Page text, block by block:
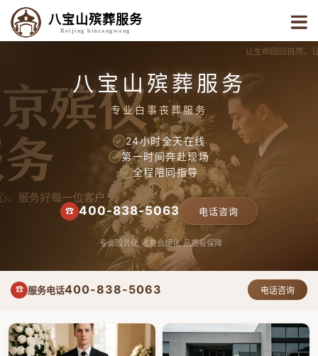
八宝山殡葬服务
Beijing binzangwang
八宝山殡葬服务
专业白事丧葬服务
✓ 24小时全天在线
✓ 第一时间奔赴现场
✓ 全程陪同指导
☎ 400-838-5063 电话咨询
专业服务化 收费合理化 品质有保障
☎ 服务电话400-838-5063 电话咨询